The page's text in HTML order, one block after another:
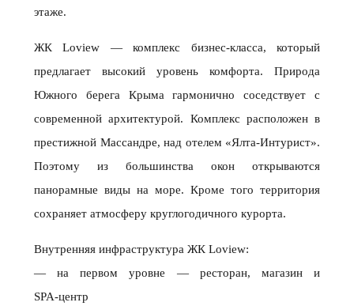
этаже.
ЖК Loview — комплекс бизнес‑класса, который
предлагает высокий уровень комфорта. Природа
Южного берега Крыма гармонично соседствует с
современной архитектурой. Комплекс расположен в
престижной Массандре, над отелем «Ялта‑Интурист».
Поэтому из большинства окон открываются
панорамные виды на море. Кроме того территория
сохраняет атмосферу круглогодичного курорта.
Внутренняя инфраструктура ЖК Loview:
— на первом уровне — ресторан, магазин и
SPA‑центр